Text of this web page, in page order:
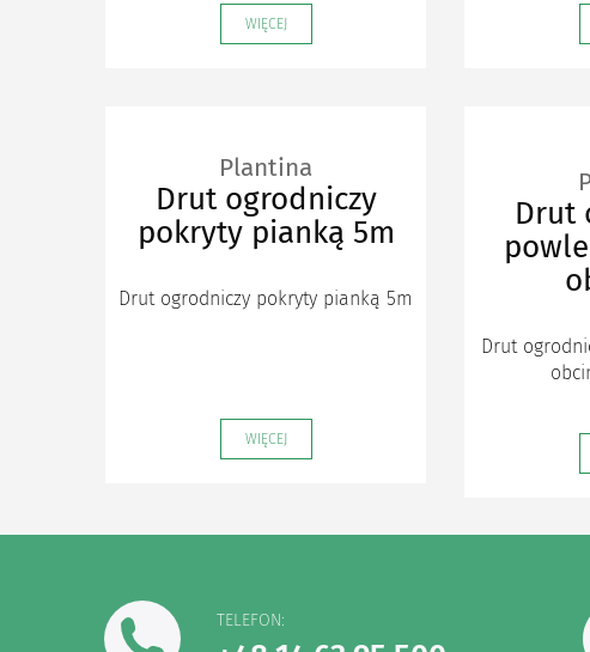
WIĘCEJ
Plantina
Drut ogrodniczy
pokryty pianką 5m
Drut ogrodniczy pokryty pianką 5m
WIĘCEJ
Drut
Drut
TELEFON: